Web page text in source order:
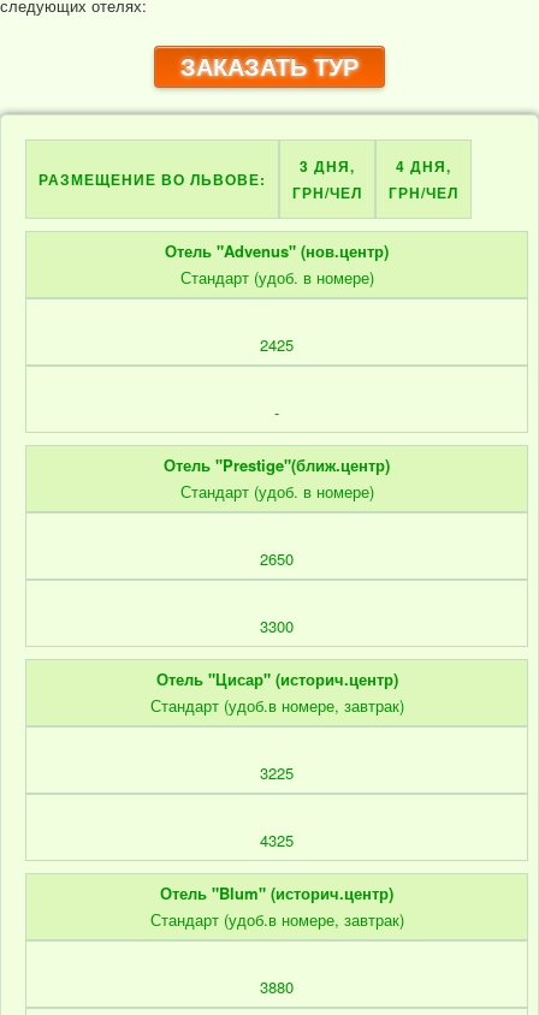
следующих отелях:
ЗАКАЗАТЬ ТУР
РАЗМЕЩЕНИЕ ВО ЛЬВОВЕ:
3 ДНЯ,
ГРН/ЧЕЛ
4 ДНЯ,
ГРН/ЧЕЛ
Отель "Advenus" (нов.центр)
Стандарт (удоб. в номере)
2425
-
Отель "Prestige"(ближ.центр)
Стандарт (удоб. в номере)
2650
3300
Отель "Цисар" (историч.центр)
Стандарт (удоб.в номере, завтрак)
3225
4325
Отель "Blum" (историч.центр)
Стандарт (удоб.в номере, завтрак)
3880